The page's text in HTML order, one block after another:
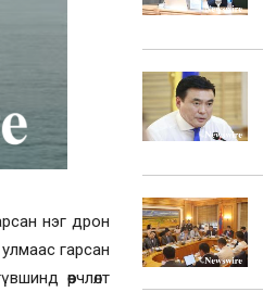
нэг дрон
гарсан
өөрчлөлт